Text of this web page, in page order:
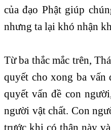
của đạo Phật giúp
nhưng ta lại khó nhận
Từ ba thắc mắc trên,
quyết cho xong ba vấn
quyết vấn đề con
người vật chất. Con
trước khi có thân này